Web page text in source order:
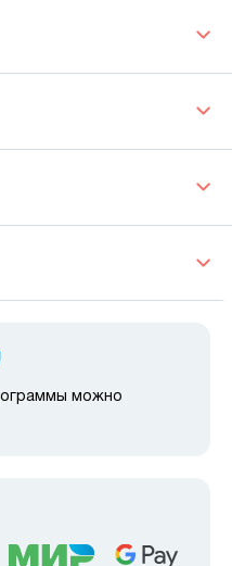
можно